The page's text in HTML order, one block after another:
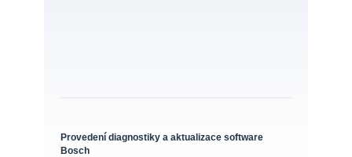
Provedení diagnostiky a aktualizace software
Bosch